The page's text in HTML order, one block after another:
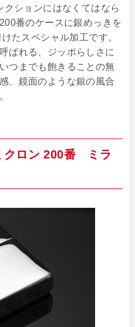
クションにはなくてはなら
番のケースに銀めっきを
たスペシャル加工です。
ばれる、ジッポらしさに
つまでも飽きることの無
、鏡面のような銀の風合
クロン 200番 ミラ